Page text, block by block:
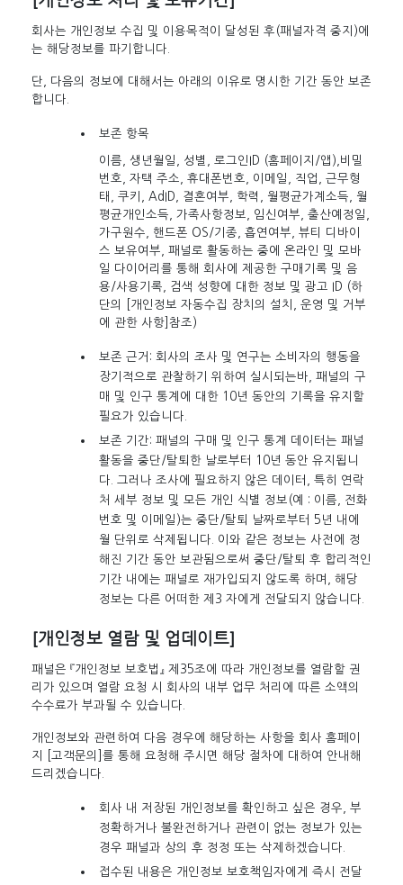
회사는 개인정보 수집 및 이용목적이 달성된 후(패널자격 중지)에
는 해당정보를 파기합니다.
단, 다음의 정보에 대해서는 아래의 이유로 명시한 기간 동안 보존
합니다.
보존 항목
이름, 생년월일, 성별, 로그인ID (홈페이지/앱),비밀
번호, 자택 주소, 휴대폰번호, 이메일, 직업, 근무형
태, 쿠키, AdID, 결혼여부, 학력, 월평균가계소득, 월
평균개인소득, 가족사항정보, 임신여부, 출산예정일,
가구원수, 핸드폰 OS/기종, 흡연여부, 뷰티 디바이
스 보유여부, 패널로 활동하는 중에 온라인 및 모바
일 다이어리를 통해 회사에 제공한 구매기록 및 음
용/사용기록, 검색 성향에 대한 정보 및 광고 ID (하
단의 [개인정보 자동수집 장치의 설치, 운영 및 거부
에 관한 사항]참조)
보존 근거: 회사의 조사 및 연구는 소비자의 행동을
장기적으로 관찰하기 위하여 실시되는바, 패널의 구
매 및 인구 통계에 대한 10년 동안의 기록을 유지할
필요가 있습니다.
보존 기간: 패널의 구매 및 인구 통계 데이터는 패널
활동을 중단/탈퇴한 날로부터 10년 동안 유지됩니
다. 그러나 조사에 필요하지 않은 데이터, 특히 연락
처 세부 정보 및 모든 개인 식별 정보(예 : 이름, 전화
번호 및 이메일)는 중단/탈퇴 날짜로부터 5년 내에
월 단위로 삭제됩니다. 이와 같은 정보는 사전에 정
해진 기간 동안 보관됨으로써 중단/탈퇴 후 합리적인
기간 내에는 패널로 재가입되지 않도록 하며, 해당
정보는 다른 어떠한 제3 자에게 전달되지 않습니다.
[개인정보 열람 및 업데이트]
패널은 『개인정보 보호법』 제35조에 따라 개인정보를 열람할 권
리가 있으며 열람 요청 시 회사의 내부 업무 처리에 따른 소액의
수수료가 부과될 수 있습니다.
개인정보와 관련하여 다음 경우에 해당하는 사항을 회사 홈페이
지 [고객문의]를 통해 요청해 주시면 해당 절차에 대하여 안내해
드리겠습니다.
회사 내 저장된 개인정보를 확인하고 싶은 경우, 부
정확하거나 불완전하거나 관련이 없는 정보가 있는
경우 패널과 상의 후 정정 또는 삭제하겠습니다.
접수된 내용은 개인정보 보호책임자에게 즉시 전달